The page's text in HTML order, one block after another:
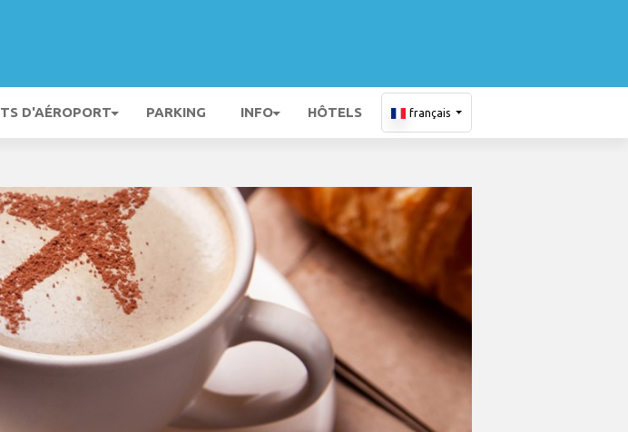
D'AÉROPORT PARKING INFO HÔTELS français